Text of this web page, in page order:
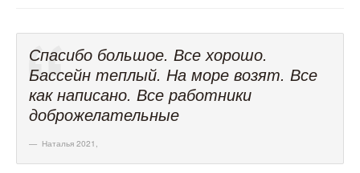
Спасибо большое. Все хорошо.
Бассейн теплый. На море возят. Все
как написано. Все работники
доброжелательные
Наталья 2021